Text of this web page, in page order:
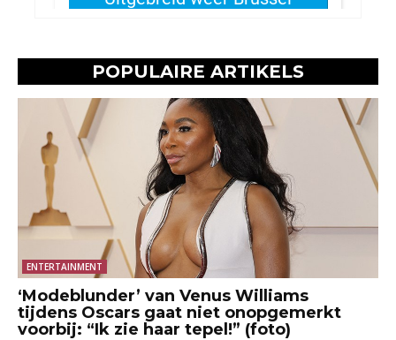
POPULAIRE ARTIKELS
ENTERTAINMENT
‘Modeblunder’ van Venus Williams
tijdens Oscars gaat niet onopgemerkt
voorbij: “Ik zie haar tepel!” (foto)